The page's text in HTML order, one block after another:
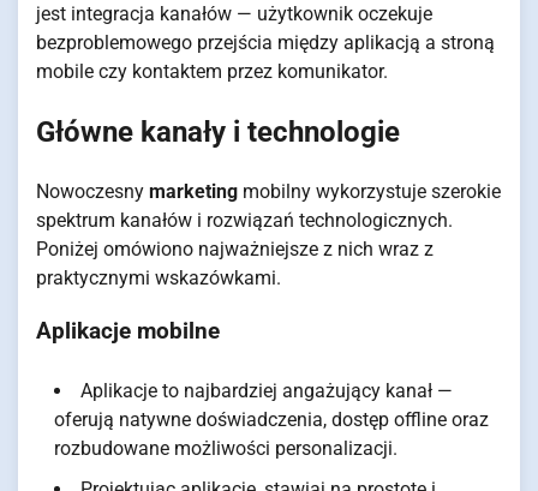
jest integracja kanałów — użytkownik oczekuje
bezproblemowego przejścia między aplikacją a stroną
mobile czy kontaktem przez komunikator.
Główne kanały i technologie
Nowoczesny marketing mobilny wykorzystuje szerokie
spektrum kanałów i rozwiązań technologicznych.
Poniżej omówiono najważniejsze z nich wraz z
praktycznymi wskazówkami.
Aplikacje mobilne
Aplikacje to najbardziej angażujący kanał —
oferują natywne doświadczenia, dostęp offline oraz
rozbudowane możliwości personalizacji.